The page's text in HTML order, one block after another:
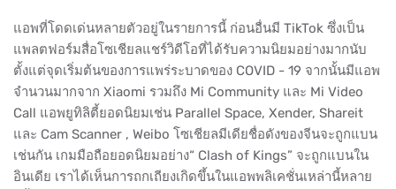
แอพที่โดดเด่นหลายตัวอยู่ในรายการนี้ ก่อนอื่นมี TikTok ซึ่งเป็น
แพลตฟอร์มสื่อโซเชียลแชร์วิดีโอที่ได้รับความนิยมอย่างมากนับ
ตั้งแต่จุดเริ่มต้นของการแพร่ระบาดของ​ COVID​ -​ 19 จากนั้นมีแอพ
จำนวนมากจาก Xiaomi รวมถึง Mi Community และ Mi Video
Call แอพยูทิลิตี้ยอดนิยมเช่น Parallel Space, Xender, Shareit
และ Cam Scanner , Weibo โซเชียลมีเดียชื่อดังของจีนจะถูกแบน
เช่นกัน เกมมือถือยอดนิยมอย่าง“ Clash of Kings” จะถูกแบนใน
อินเดีย เราได้เห็นการถกเถียงเกิดขึ้นในแอพพลิเคชั่นเหล่านี้หลาย